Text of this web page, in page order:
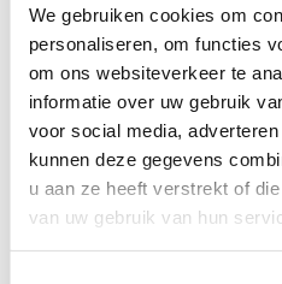
We gebruiken cookies om
personaliseren, om functies
om ons websiteverkeer te
informatie over uw gebruik
voor social media,
kunnen deze gegevens
u aan ze heeft verstrekt of
van uw gebruik van hun
Vlaggenlijn Red Pirate